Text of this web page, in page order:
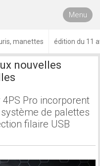
Menu
manettes édition du 11
nouvelles
Pro incorporent
de palettes
filaire USB